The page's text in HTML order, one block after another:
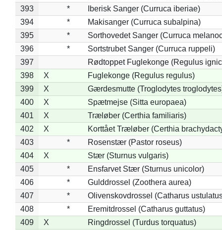
393
*
Iberisk Sanger (Curruca iberiae)
394
*
Makisanger (Curruca subalpina)
395
*
Sorthovedet Sanger (Curruca
396
*
Sortstrubet Sanger (Curruca ruppeli)
397
Rødtoppet Fuglekonge (Regulus
398
X
Fuglekonge (Regulus regulus)
399
X
Gærdesmutte (Troglodytes
400
X
Spætmejse (Sitta europaea)
401
X
Træløber (Certhia familiaris)
402
X
Korttået Træløber (Certhia
403
*
Rosenstær (Pastor roseus)
404
X
Stær (Sturnus vulgaris)
405
*
Ensfarvet Stær (Sturnus unicolor)
406
*
Gulddrossel (Zoothera aurea)
407
*
Olivenskovdrossel (Catharus
408
*
Eremitdrossel (Catharus guttatus)
409
X
Ringdrossel (Turdus torquatus)